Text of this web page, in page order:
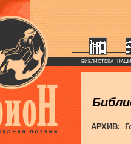
БИБЛИОТЕКА
АРХИВ: